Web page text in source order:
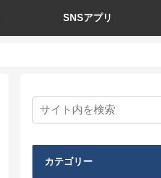
SNSアプリ
カテゴリー